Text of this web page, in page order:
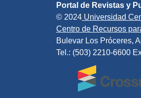
Portal de Revistas y
© 2024 Universidad
Centro de Recursos
Bulevar Los Próceres,
Tel.: (503) 2210-6600